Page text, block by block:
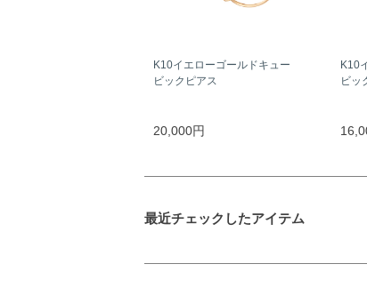
K10イエローゴールドキュー
ビックピアス
20,000円
K10
ビッ
最近チェックしたアイテム